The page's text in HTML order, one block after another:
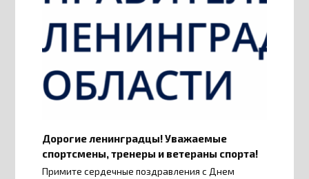
Дорогие ленинградцы! Уважаемые
спортсмены, тренеры и ветераны спорта!
Примите сердечные поздравления с Днем